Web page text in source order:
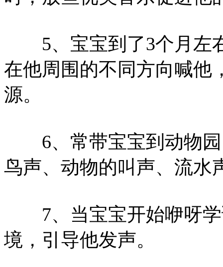
5、宝宝到了3个月左
在他周围的不同方向喊他
源。
6、常带宝宝到动物园
鸟声、动物的叫声、流水
7、当宝宝开始咿呀学
境，引导他发声。